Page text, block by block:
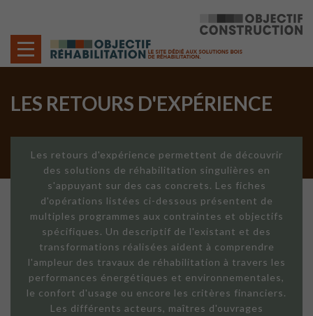
LES RETOURS D'EXPÉRIENCE
Les retours d'expérience permettent de découvrir
des solutions de réhabilitation singulières en
s'appuyant sur des cas concrets. Les fiches
d'opérations listées ci-dessous présentent de
multiples programmes aux contraintes et objectifs
spécifiques. Un descriptif de l'existant et des
transformations réalisées aident à comprendre
l'ampleur des travaux de réhabilitation à travers les
performances énergétiques et environnementales,
le confort d'usage ou encore les critères financiers.
Les différents acteurs, maîtres d'ouvrages